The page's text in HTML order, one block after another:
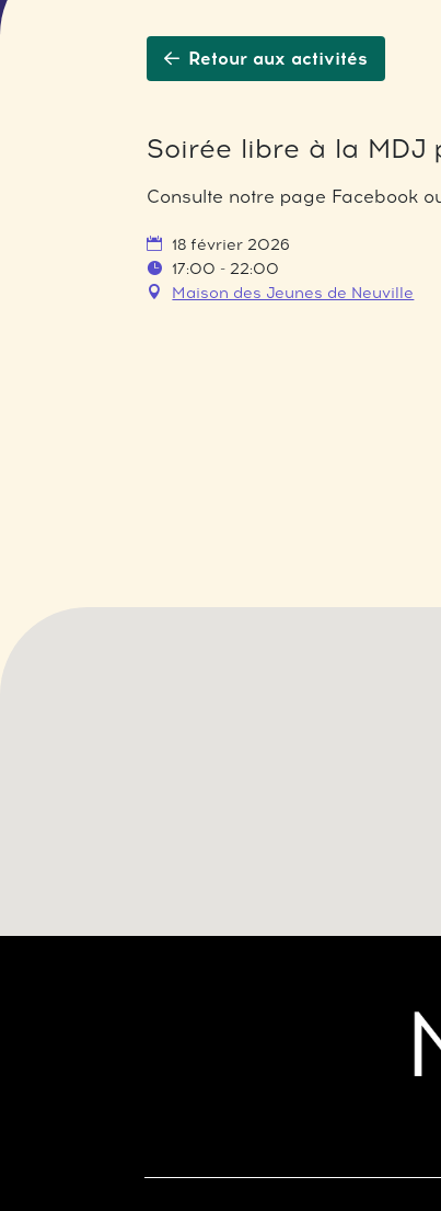
Retour aux activités
Soirée libre à la MDJ
Consulte notre page Facebook
18 février 2026
17:00 - 22:00
Maison des Jeunes de Neuville